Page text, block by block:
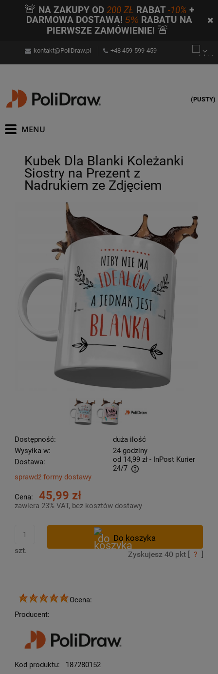
🚨 NA ZAKUPY OD200 ZŁ RABAT-10% +
DARMOWA DOSTAWA! 5% RABATU NA
PIERWSZE ZAMÓWIENIE! 🚨
kontakt@PoliDraw.pl +48 459-599-459
(PUSTY)
Kubek Dla Blanki Koleżanki
Siostry na Prezent z
Nadrukiem ze Zdjęciem
Dostępność:
duża ilość
Wysyłka w:
24 godziny
Dostawa:
od 14,99 zł - InPost Kurier
24/7
Cena nie zawiera ewentualnych kosztów płatności
sprawdź formy dostawy
Cena: 45,99 zł
zawiera 23% VAT, bez kosztów dostawy
szt. Zyskujesz 40 pkt [ ? ]
Ocena:
Producent:
Kod produktu:
187280152